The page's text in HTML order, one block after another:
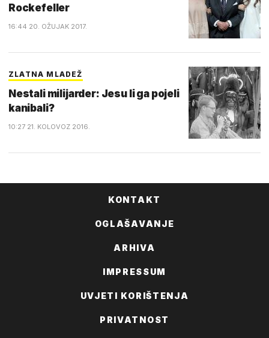
Rockefeller
16:44 20. OŽUJAK 2017.
ZLATNA MLADEŽ
Nestali milijarder: Jesu li ga pojeli
kanibali?
10:27 21. KOLOVOZ 2016.
KONTAKT
OGLAŠAVANJE
ARHIVA
IMPRESSUM
UVJETI KORIŠTENJA
PRIVATNOST